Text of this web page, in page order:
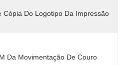
Do Logotipo Da Impressão
Da Movimentação De Couro